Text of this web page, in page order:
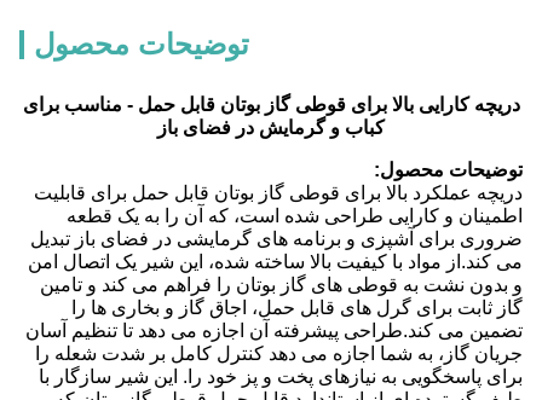
توضیحات محصول
دریچه کارایی بالا برای قوطی گاز بوتان قابل حمل - مناسب برای
کباب و گرمایش در فضای باز
توضیحات محصول:
دریچه عملکرد بالا برای قوطی گاز بوتان قابل حمل برای قابلیت
اطمینان و کارایی طراحی شده است، که آن را به یک قطعه
ضروری برای آشپزی و برنامه های گرمایشی در فضای باز تبدیل
می کند.از مواد با کیفیت بالا ساخته شده، این شیر یک اتصال امن
و بدون نشت به قوطی های گاز بوتان را فراهم می کند و تامین
گاز ثابت برای گرل های قابل حمل، اجاق گاز و بخاری ها را
تضمین می کند.طراحی پیشرفته آن اجازه می دهد تا تنظیم آسان
جریان گاز، به شما اجازه می دهد کنترل کامل بر شدت شعله را
برای پاسخگویی به نیازهای پخت و پز خود را. این شیر سازگار با